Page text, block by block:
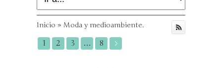
Inicio » Moda y medioambiente.
1 2 3 … 8